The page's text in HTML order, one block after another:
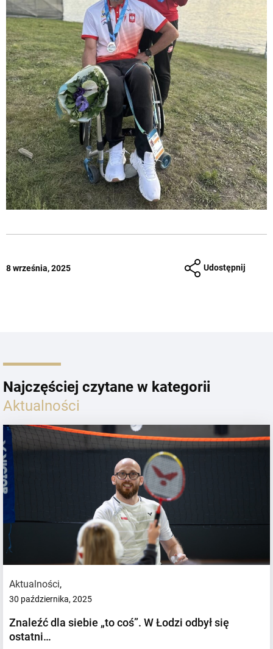
8 września, 2025 Udostępnij
Najczęściej czytane w kategorii
Aktualności
Aktualności,
30 października, 2025
Znaleźć dla siebie „to coś”. W Łodzi odbył się
ostatni…